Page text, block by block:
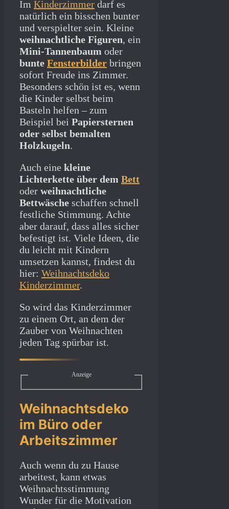
Im Kinderzimmer darf es
natürlich ein bisschen bunter
und verspielter sein. Kleine
weihnachtliche Figuren, ein
Mini-Tannenbaum oder
bunte Fensterbilder bringen
sofort Freude ins Zimmer.
Besonders schön ist es, wenn
die Kinder selbst beim
Basteln helfen – zum
Beispiel bei Papiersternen
oder selbst bemalten
Holzkugeln.
Auch eine kleine
Lichterkette über dem Bett
oder weihnachtliche
Bettwäsche schaffen schnell
festliche Stimmung. Achte
aber darauf, dass alles sicher
befestigt ist. Viele Ideen, die
du leicht mit Kindern
umsetzen kannst, findest du
hier: Weihnachtsdeko
Kinderzimmer.
So wird das Kinderzimmer
zu einem Ort, an dem der
Zauber von Weihnachten
jeden Tag spürbar ist.
Anzeige
Weihnachtsdeko
im Büro oder
Arbeitszimmer
Auch wenn du zu Hause
arbeitest, kann etwas
Weihnachtsstimmung
Wunder für die Motivation